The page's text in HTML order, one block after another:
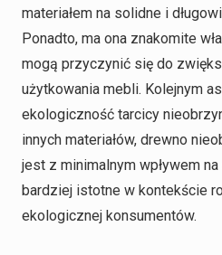
materiałem na solidne i
Ponadto, ma ona znakomite
mogą przyczynić się do
użytkowania mebli. Kolejnym
ekologiczność tarcicy
innych materiałów, drewno
jest z minimalnym wpływem
bardziej istotne w kontekście
ekologicznej konsumentów.